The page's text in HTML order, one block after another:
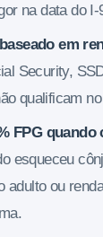
na data do I-
em
Security,
qualificam
FPG quando
esqueceu
adulto ou